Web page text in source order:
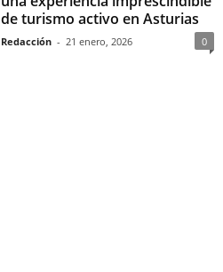
de turismo activo en Asturias
Redacción - 21 enero, 2026 0